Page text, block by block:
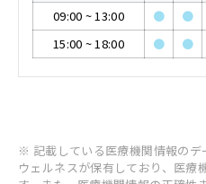
09:00 ~13:00 ● ●
15:00 ~18:00 ● ●
※ 記載している医療機関情報の
ウェルネスが保有しており、医療